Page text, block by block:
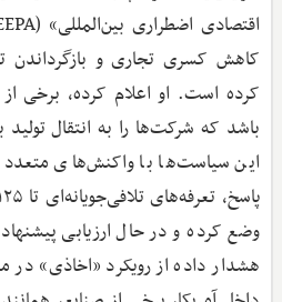
کاهش کسری تجاری و بازگرداندن
کرده است. او اعلام کرده، برخی
باشد که شرکت‌ها را به انتقال
این سیاست‌ها با واکنش‌های
وضع کرده و در حال ارزیابی
هشدار داده از رویکرد «اخاذی» در